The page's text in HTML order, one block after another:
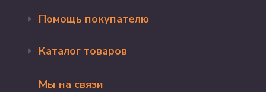
Помощь покупателю
Доставка и оплата
Программа лояльности
Каталог товаров
Акции
Мы на связи